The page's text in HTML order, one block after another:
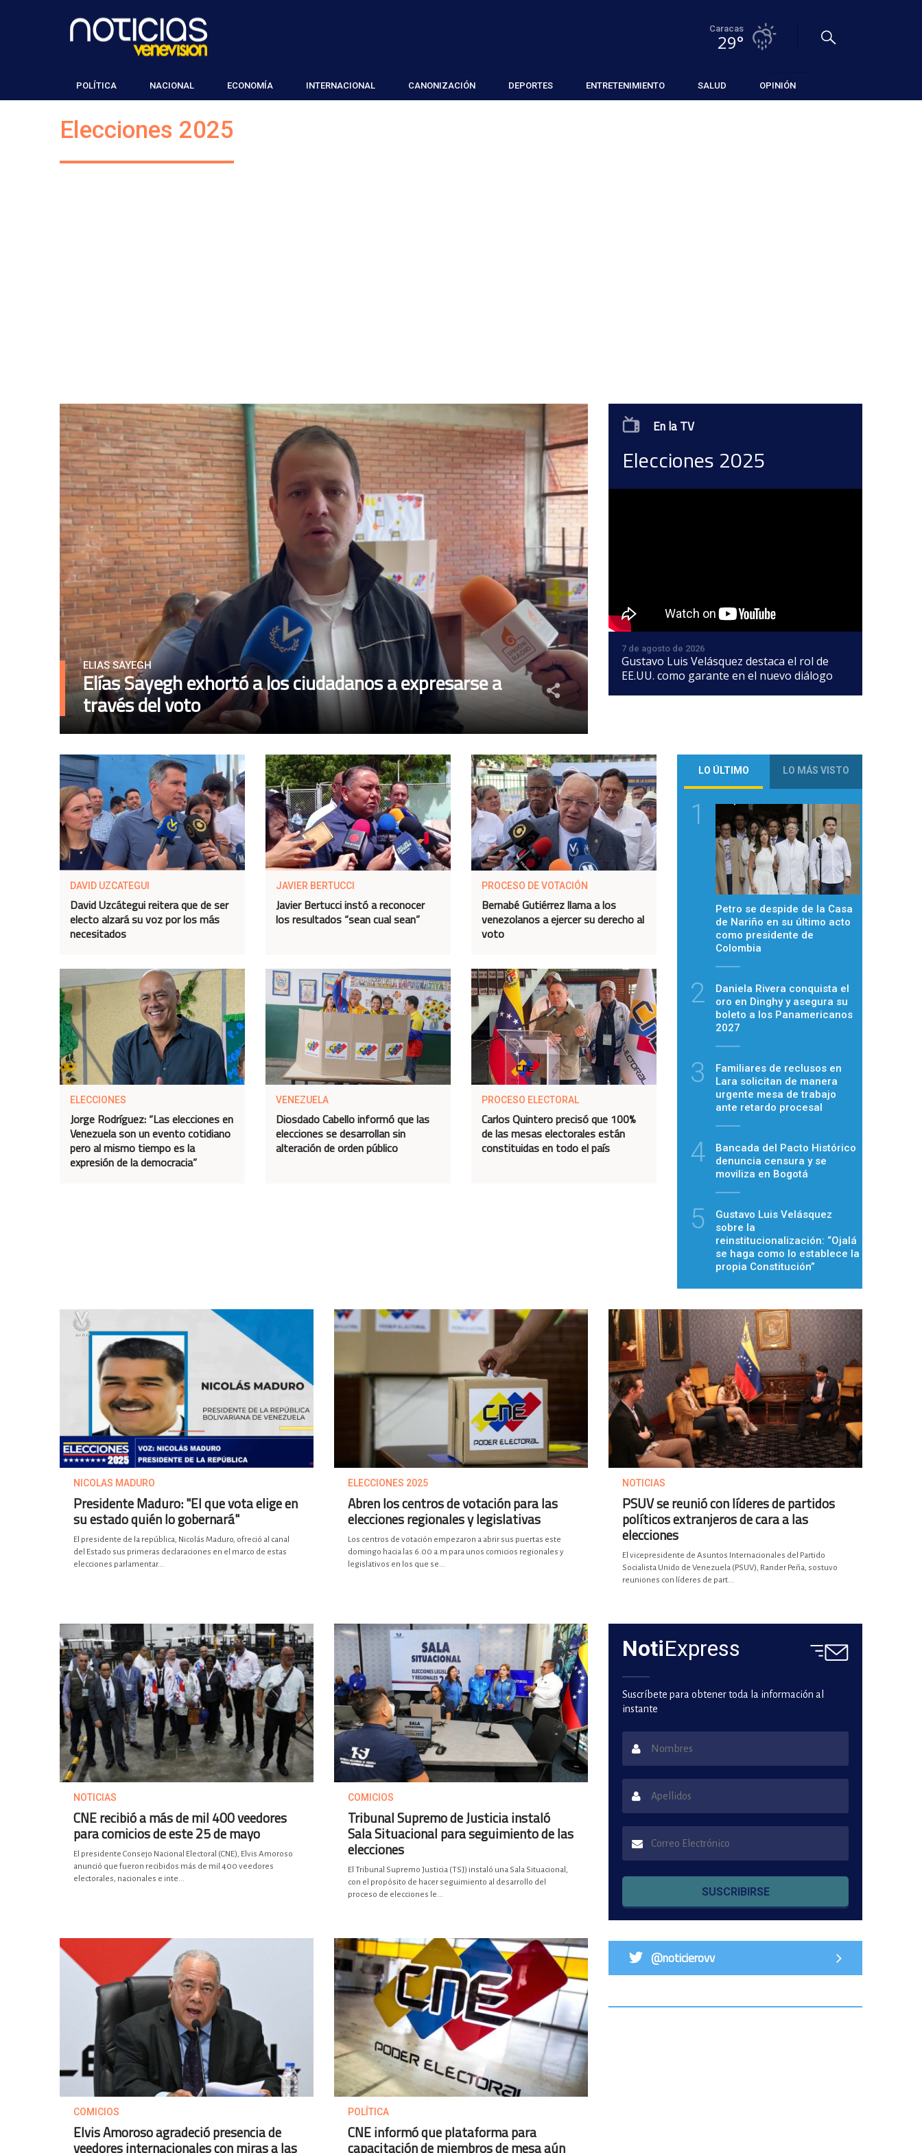
Caracas
29°
POLÍTICA NACIONAL ECONOMÍA INTERNACIONAL CANONIZACIÓN DEPORTES ENTRETENIMIENTO SALUD OPINIÓN
Elecciones 2025
ELIAS SAYEGH
Elías Sayegh exhortó a los ciudadanos a expresarse a
través del voto
En la TV
Elecciones 2025
7 de agosto de 2026
Gustavo Luis Velásquez destaca el rol de
EE.UU. como garante en el nuevo diálogo
DAVID UZCATEGUI
David Uzcátegui reitera que de ser
electo alzará su voz por los más
necesitados
JAVIER BERTUCCI
Javier Bertucci instó a reconocer
los resultados “sean cual sean”
PROCESO DE VOTACIÓN
Bernabé Gutiérrez llama a los
venezolanos a ejercer su derecho al
voto
ELECCIONES
Jorge Rodríguez: “Las elecciones en
Venezuela son un evento cotidiano
pero al mismo tiempo es la
expresión de la democracia”
VENEZUELA
Diosdado Cabello informó que las
elecciones se desarrollan sin
alteración de orden público
PROCESO ELECTORAL
Carlos Quintero precisó que 100%
de las mesas electorales están
constituidas en todo el país
LO ÚLTIMO LO MÁS VISTO
1
Petro se despide de la Casa
de Nariño en su último acto
como presidente de
Colombia
2
Daniela Rivera conquista el
oro en Dinghy y asegura su
boleto a los Panamericanos
2027
3
Familiares de reclusos en
Lara solicitan de manera
urgente mesa de trabajo
ante retardo procesal
4
Bancada del Pacto Histórico
denuncia censura y se
moviliza en Bogotá
5
Gustavo Luis Velásquez
sobre la
reinstitucionalización: “Ojalá
se haga como lo establece la
propia Constitución”
NICOLAS MADURO
Presidente Maduro: "El que vota elige en
su estado quién lo gobernará"
El presidente de la república, Nicolás Maduro, ofreció al canal
del Estado sus primeras declaraciones en el marco de estas
elecciones parlamentar...
ELECCIONES 2025
Abren los centros de votación para las
elecciones regionales y legislativas
Los centros de votación empezaron a abrir sus puertas este
domingo hacia las 6.00 a.m para unos comicios regionales y
legislativos en los que se...
NOTICIAS
PSUV se reunió con líderes de partidos
políticos extranjeros de cara a las
elecciones
El vicepresidente de Asuntos Internacionales del Partido
Socialista Unido de Venezuela (PSUV), Rander Peña, sostuvo
reuniones con líderes de part...
NOTICIAS
CNE recibió a más de mil 400 veedores
para comicios de este 25 de mayo
El presidente Consejo Nacional Electoral (CNE), Elvis Amoroso
anunció que fueron recibidos más de mil 400 veedores
electorales, nacionales e inte...
COMICIOS
Tribunal Supremo de Justicia instaló
Sala Situacional para seguimiento de las
elecciones
El Tribunal Supremo Justicia (TSJ) instaló una Sala Situacional,
con el propósito de hacer seguimiento al desarrollo del
proceso de elecciones le...
COMICIOS
Elvis Amoroso agradeció presencia de
veedores internacionales con miras a las
POLÍTICA
CNE informó que plataforma para
capacitación de miembros de mesa aún
NotiExpress
Suscríbete para obtener toda la información al
instante
SUSCRIBIRSE
@noticierovv